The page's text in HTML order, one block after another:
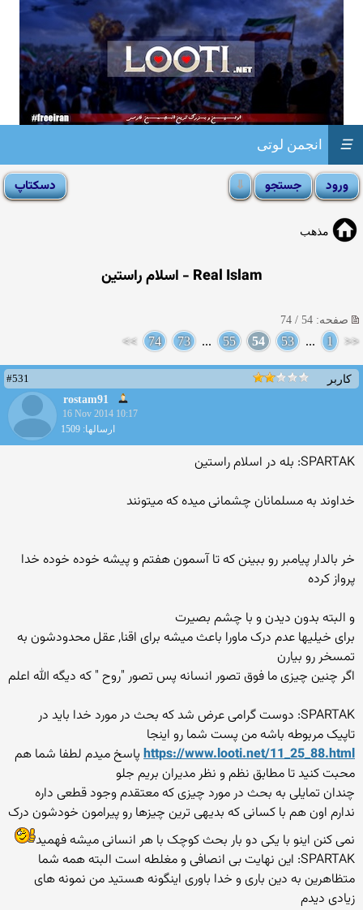
انجمن لوتی ☰
مذهب
Real Islam - اسلام راستین
صفحه: 54 / 74
<<
1
...
53
54
55
...
73
74
>>
کاربر
#531
rostam91
16 Nov 2014 10:17
ارسالها: 1509
SPARTAK: بله در اسلام راستین
خداوند به مسلمانان چشمانی میده که میتونند
خر بالدار پیامبر رو ببینن که تا آسمون هفتم و پیشه خوده خوده خدا
پرواز کرده
و البته بدون دیدن و با چشم بصیرت
برای خیلیها عدم درک ماورا باعث میشه برای اقنا, عقل محدودشون به
تمسخر رو بیارن
اگر چنین چیزی ما فوق تصور انسانه پس تصور "روح " که دیگه الله اعلم
SPARTAK: دوست گرامی عرض شد که بحث در مورد خدا باید در
تاپیک مربوطه باشه من پست شما رو اینجا
https://www.looti.net/11_25_88.html پاسخ میدم لطفا شما هم
محبت کنید تا مطابق نظم و نظر مدیران بریم جلو
چندان تمایلی به بحث در مورد چیزی که معتقدم وجود قطعی داره
ندارم اون هم با کسانی که بدیهی ترین چیزها رو پیرامون خودشون درک
نمی کنن اینو با یکی دو بار بحث کوچک با هر انسانی میشه فهمید
SPARTAK: این نهایت بی انصافی و مغلطه است البته همه شما
متظاهرین به دین باری و خدا باوری اینگونه هستید من نمونه های
زیادی دیدم